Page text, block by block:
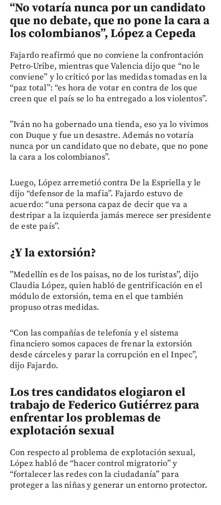
“No votaría nunca por un candidato
que no debate, que no pone la cara a
los colombianos”, López a Cepeda
Fajardo reafirmó que no conviene la confrontación
Petro-Uribe, mientras que Valencia dijo que “no le
conviene” y lo criticó por las medidas tomadas en la
“paz total”: “es hora de votar en contra de los que
creen que el país se lo ha entregado a los violentos”.
”Iván no ha gobernado una tienda, eso ya lo vivimos
con Duque y fue un desastre. Además no votaría
nunca por un candidato que no debate, que no pone
la cara a los colombianos”.
Luego, López arremetió contra De la Espriella y le
dijo “defensor de la mafia”. Fajardo estuvo de
acuerdo: “una persona capaz de decir que va a
destripar a la izquierda jamás merece ser presidente
de este país”.
¿Y la extorsión?
”Medellín es de los paisas, no de los turistas”, dijo
Claudia López, quien habló de gentrificación en el
módulo de extorsión, tema en el que también
propuso otras medidas.
“Con las compañías de telefonía y el sistema
financiero somos capaces de frenar la extorsión
desde cárceles y parar la corrupción en el Inpec”,
dijo Fajardo.
Los tres candidatos elogiaron el
trabajo de Federico Gutiérrez para
enfrentar los problemas de
explotación sexual
Con respecto al problema de explotación sexual,
López habló de “hacer control migratorio” y
“fortalecer las redes con la ciudadanía” para
proteger a las niñas y generar un entorno protector.